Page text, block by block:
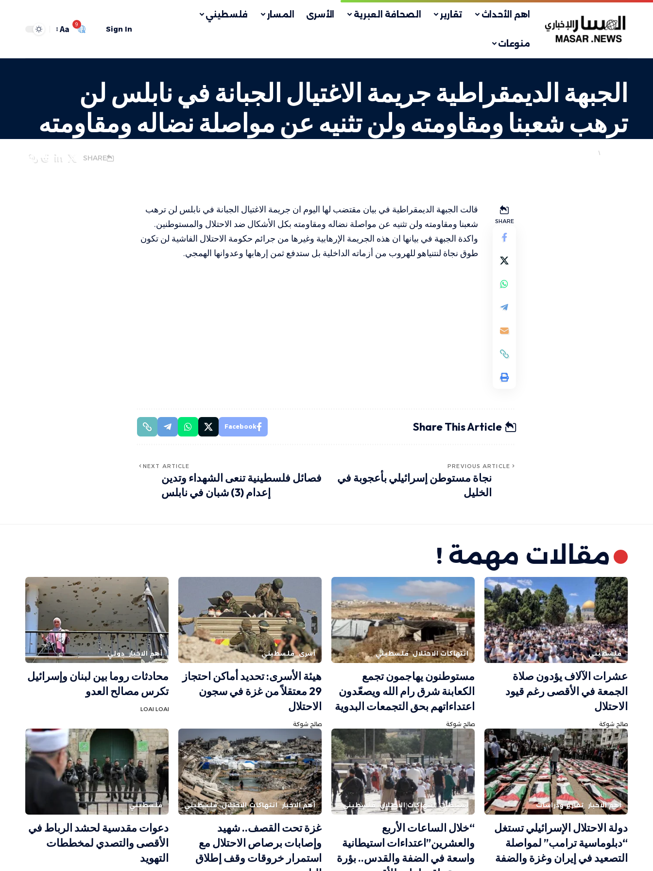
اهم الأحداث تقارير الصحافة العبرية الأسرى المسار فلسطيني
منوعات
Sign In
9
Aa
الجبهة الديمقراطية جريمة الاغتيال الجبانة في نابلس لن
ترهب شعبنا ومقاومته ولن تثنيه عن مواصلة نضاله ومقاومته
أهم الاخبارفلسطيني
SHARE
SHARE
قالت الجبهة الديمقراطية في بيان مقتضب لها اليوم ان جريمة الاغتيال الجبانة في نابلس لن ترهب
شعبنا ومقاومته ولن تثنيه عن مواصلة نضاله ومقاومته بكل الأشكال ضد الاحتلال والمستوطنين.
واكدة الجبهة في بيانها ان هذه الجريمة الإرهابية وغيرها من جرائم حكومة الاحتلال الفاشية لن تكون
طوق نجاة لنتنياهو للهروب من أزماته الداخلية بل ستدفع ثمن إرهابها وعدوانها الهمجي.
Share This Article
Facebook
PREVIOUS ARTICLE
نجاة مستوطن إسرائيلي بأعجوبة في
الخليل
NEXT ARTICLE
فصائل فلسطينية تنعى الشهداء وتدين
إعدام (3) شبان في نابلس
مقالات مهمة !
فلسطيني
عشرات الآلاف يؤدون صلاة
الجمعة في الأقصى رغم قيود
الاحتلال
صالح شوكة
انتهاكات الاحتلال فلسطيني
مستوطنون يهاجمون تجمع
الكعابنة شرق رام الله ويصعّدون
اعتداءاتهم بحق التجمعات البدوية
صالح شوكة
أسرى فلسطيني
هيئة الأسرى: تحديد أماكن احتجاز
29 معتقلاً من غزة في سجون
الاحتلال
صالح شوكة
أهم الاخبار دولي
محادثات روما بين لبنان وإسرائيل
تكرس مصالح العدو
LOAI LOAI
أهم الاخبار تقارير ودراسات
دولة الاحتلال الإسرائيلي تستغل
“دبلوماسية ترامب” لمواصلة
التصعيد في إيران وغزة والضفة
استيطان انتهاكات الاحتلال فلسطيني
“خلال الساعات الأربع
والعشرين”اعتداءات استيطانية
واسعة في الضفة والقدس.. بؤرة
أهم الاخبار انتهاكات الاحتلال فلسطيني
غزة تحت القصف.. شهيد
وإصابات برصاص الاحتلال مع
استمرار خروقات وقف إطلاق
فلسطيني
دعوات مقدسية لحشد الرباط في
الأقصى والتصدي لمخططات
التهويد